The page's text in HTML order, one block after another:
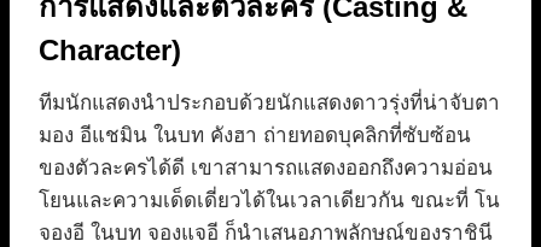
การแสดงและตัวละคร (Casting &
Character)
ทีมนักแสดงนำประกอบด้วยนักแสดงดาวรุ่งที่น่าจับตา
มอง อีแชมิน ในบท คังฮา ถ่ายทอดบุคลิกที่ซับซ้อน
ของตัวละครได้ดี เขาสามารถแสดงออกถึงความอ่อน
โยนและความเด็ดเดี่ยวได้ในเวลาเดียวกัน ขณะที่ โน
จองอี ในบท จองแจอี ก็นำเสนอภาพลักษณ์ของราชินี